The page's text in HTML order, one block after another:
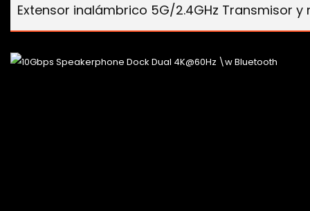
Extensor inalámbrico 5G/2.4GHz Transmisor y